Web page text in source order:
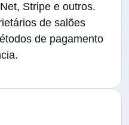
Stripe e outros.
de salões
de pagamento